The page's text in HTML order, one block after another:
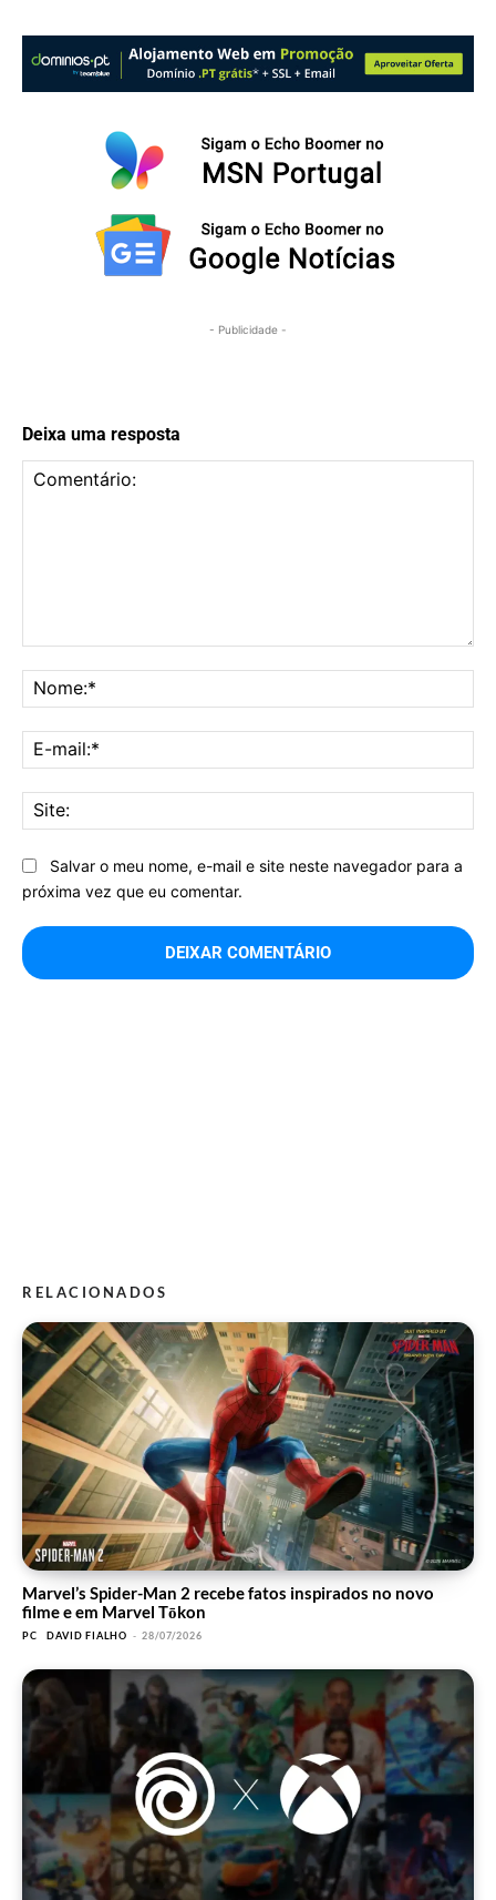
- Publicidade -
Deixa uma resposta
Salvar o meu nome, e-mail e site neste navegador para a
próxima vez que eu comentar.
RELACIONADOS
Marvel’s Spider-Man 2 recebe fatos inspirados no novo
filme e em Marvel Tōkon
PC DAVID FIALHO - 28/07/2026